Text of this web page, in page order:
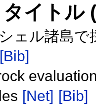
イト
ェル諸島
[Bib]
[Net] [Bib]